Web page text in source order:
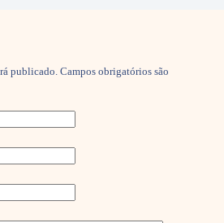
publicado. Campos obrigatórios são